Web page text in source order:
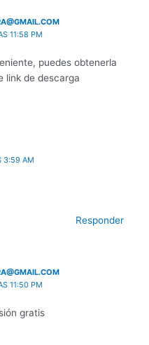
11:58 PM
puedes obtenerla
link de descarga
3:59 AM
Responder
11:50 PM
gratis